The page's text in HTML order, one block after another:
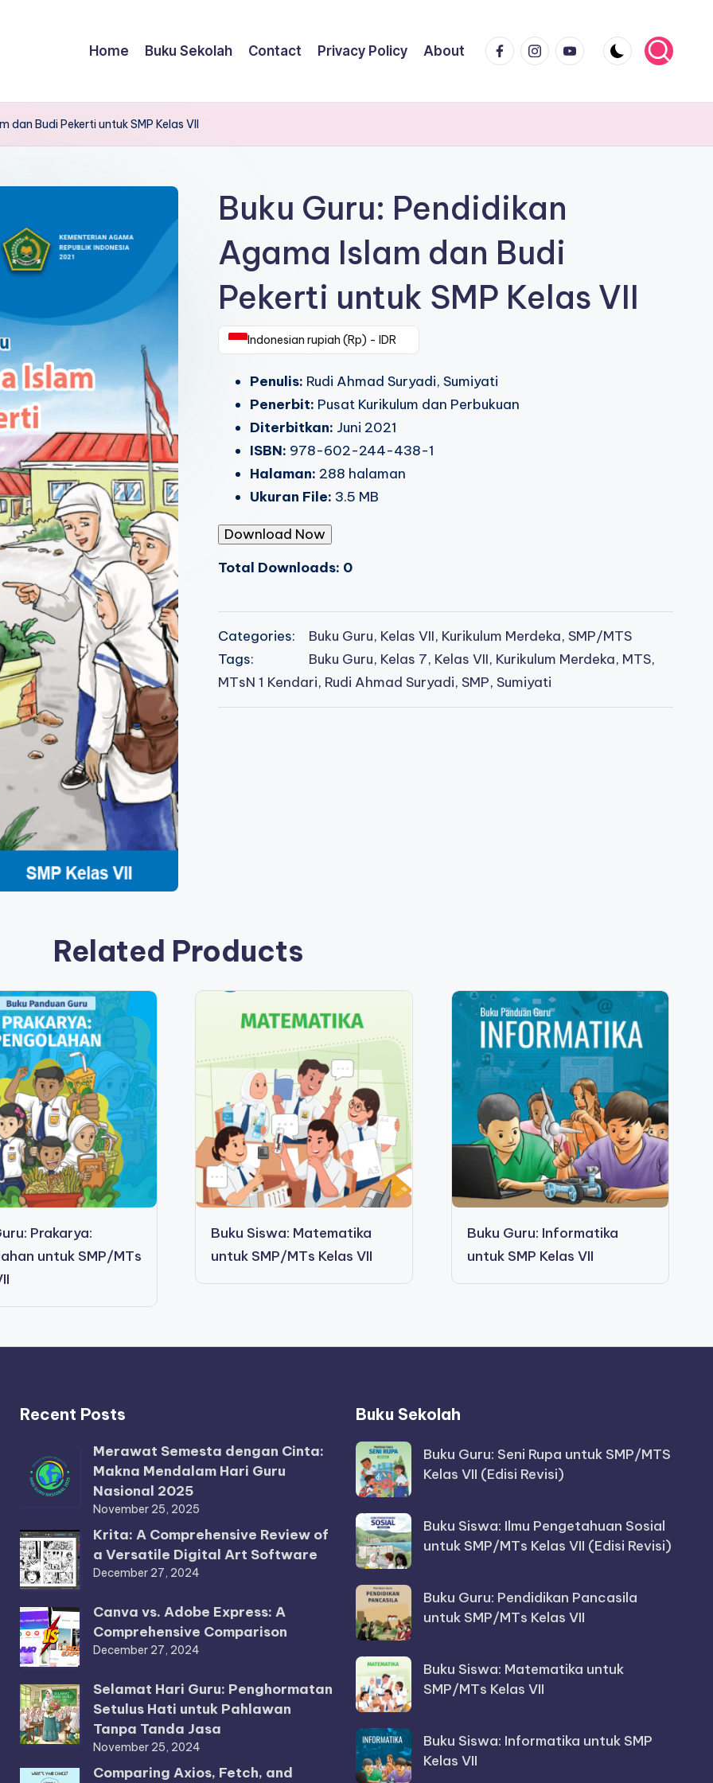
Home Buku Sekolah Contact Privacy Policy About FacebookInstagram
Youtube
dan Budi Pekerti untuk SMP Kelas VII
Buku Guru: Pendidikan
Agama Islam dan Budi
Pekerti untuk SMP Kelas VII
Indonesian rupiah (Rp) - IDR
Penulis: Rudi Ahmad Suryadi, Sumiyati
Penerbit: Pusat Kurikulum dan Perbukuan
Diterbitkan: Juni 2021
ISBN: 978-602-244-438-1
Halaman: 288 halaman
Ukuran File: 3.5 MB
Download Now
Total Downloads: 0
Categories: Buku Guru, Kelas VII, Kurikulum Merdeka, SMP/MTS
Tags:
Buku Guru, Kelas 7, Kelas VII, Kurikulum Merdeka, MTS,
MTsN 1 Kendari, Rudi Ahmad Suryadi, SMP, Sumiyati
Related Products
Prakarya:
untuk SMP/MTs
Buku Siswa: Matematika
untuk SMP/MTs Kelas VII
Buku Guru: Informatika
untuk SMP Kelas VII
Recent Posts
Merawat Semesta dengan Cinta:
Makna Mendalam Hari Guru
Nasional 2025
November 25, 2025
Krita: A Comprehensive Review of
a Versatile Digital Art Software
December 27, 2024
Canva vs. Adobe Express: A
Comprehensive Comparison
December 27, 2024
Selamat Hari Guru: Penghormatan
Setulus Hati untuk Pahlawan
Tanpa Tanda Jasa
November 25, 2024
Comparing Axios, Fetch, and
Buku Sekolah
Buku Guru: Seni Rupa untuk SMP/MTS
Kelas VII (Edisi Revisi)
Buku Siswa: Ilmu Pengetahuan Sosial
untuk SMP/MTs Kelas VII (Edisi Revisi)
Buku Guru: Pendidikan Pancasila
untuk SMP/MTs Kelas VII
Buku Siswa: Matematika untuk
SMP/MTs Kelas VII
Buku Siswa: Informatika untuk SMP
Kelas VII